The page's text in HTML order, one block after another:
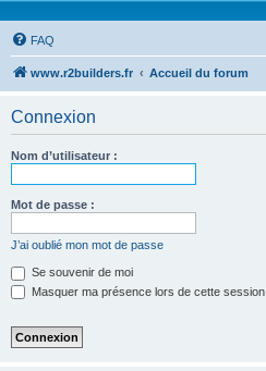
FAQ
www.r2builders.fr Accueil du forum
Connexion
Nom d’utilisateur :
Mot de passe :
J’ai oublié mon mot de passe
Se souvenir de moi
Masquer ma présence lors de cette session